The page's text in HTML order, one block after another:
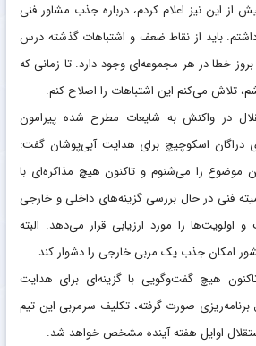
از این نیز اعلام کردم، درباره جذب مشاور فنی
باید از نقاط ضعف و اشتباهات گذشته درس
بروز خطا در هر مجموعه‌ای وجود دارد. تا زمانی که
تلاش می‌کنم این اشتباهات را اصلاح کنم.
در واکنش به شایعات مطرح شده پیرامون
دراگان اسکوچیچ برای هدایت آبی‌پوشان گفت:
موضوع را می‌شنوم و تاکنون هیچ مذاکره‌ای با
فنی در حال بررسی گزینه‌های داخلی و خارجی
اولویت‌ها را مورد ارزیابی قرار می‌دهد. البته
امکان جذب یک مربی خارجی را دشوار کند.
هیچ گفت‌وگویی با گزینه‌ای برای هدایت
صورت گرفته، تکلیف سرمربی این تیم
اوایل هفته آینده مشخص خواهد شد.